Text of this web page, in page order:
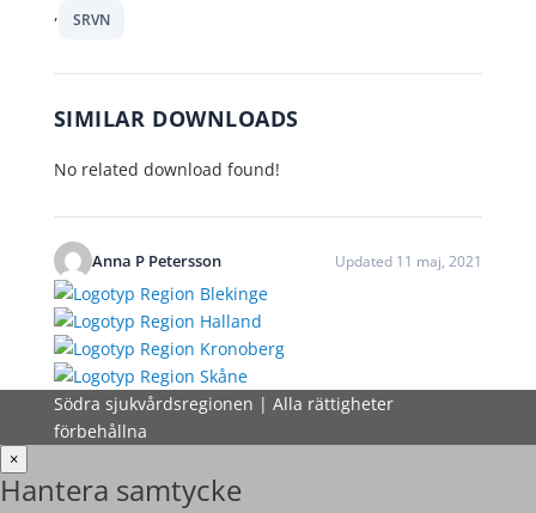
, SRVN
SIMILAR DOWNLOADS
No related download found!
Anna P Petersson Updated 11 maj, 2021
Södra sjukvårdsregionen | Alla rättigheter
förbehållna
×
Hantera samtycke